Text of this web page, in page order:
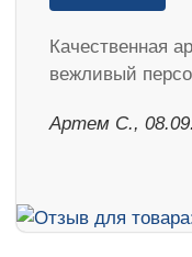
Качественная
вежливый
Артем С.,